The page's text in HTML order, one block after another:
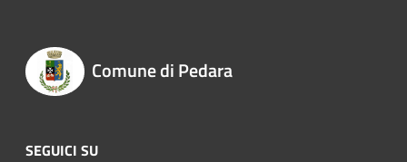
Comune di Pedara
SEGUICI SU